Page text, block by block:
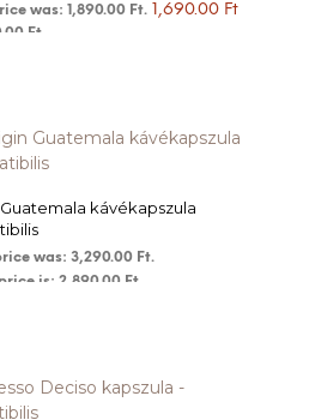
was: 1,890.00 Ft. 1,690.00 Ft
Ft.
kávékapszula
was: 3,290.00 Ft.
is: 2,890.00 Ft.